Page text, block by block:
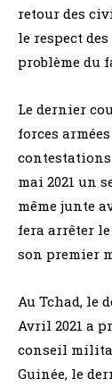
retour des
le respect
problème du
Le dernier
forces
mai 2021 un
même junte
fera arrêter
son premier
Au Tchad, le
Avril 2021 a
conseil
Guinée, le